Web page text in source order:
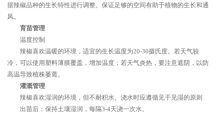
据辣椒品种的生长特性进行调整。保证足够的空间有助于植物的生长和通
风。
育苗管理
温度控制
辣椒喜欢温暖的环境，适宜的生长温度为20-30摄氏度。若天气较
冷，可以使用塑料薄膜覆盖，增加温度；若天气炎热，要注意遮阴，以防
高温导致植株萎蔫。
灌溉管理
辣椒喜欢湿润的环境，但不耐积水。浇水时应遵循见干见湿的原则
出苗后：保持土壤湿润，每隔3-4天浇一次水。